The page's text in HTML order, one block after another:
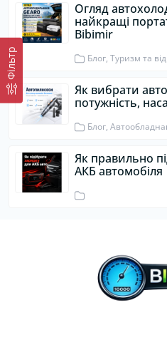
Фiльтр
Огляд
найкращі
Bibimir
Блог, Туризм та
Як вибрати
потужність,
Блог,
Як правильно
АКБ автомобіля